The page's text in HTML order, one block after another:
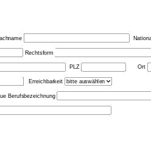
Rechtsform
PLZ Ort
Erreichbarkeit
Berufsbezeichnung